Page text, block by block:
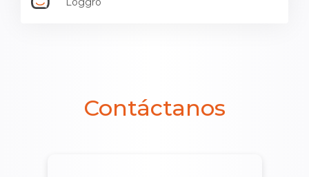
Contáctanos